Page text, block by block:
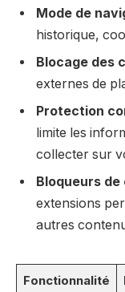
Mode de
historique,
Blocage des
externes de
Protection
limite les
collecter sur
Bloqueurs de
extensions
autres
Fonctionnalité